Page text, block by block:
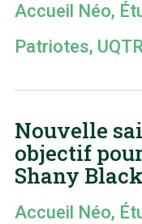
Accueil Néo,
Patriotes,
Nouvelle
objectif
Shany Black
Accueil Néo,